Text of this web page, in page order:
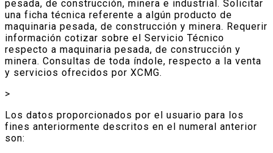
pesada, de construcción, minera e industrial. Solicitar
una ficha técnica referente a algún producto de
maquinaria pesada, de construcción y minera. Requerir
información cotizar sobre el Servicio Técnico
respecto a maquinaria pesada, de construcción y
minera. Consultas de toda índole, respecto a la venta
y servicios ofrecidos por XCMG.
>
Los datos proporcionados por el usuario para los
fines anteriormente descritos en el numeral anterior
son: